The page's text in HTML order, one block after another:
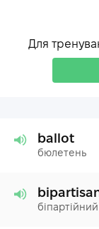
Для
ballot
бюлетень
біпартійний